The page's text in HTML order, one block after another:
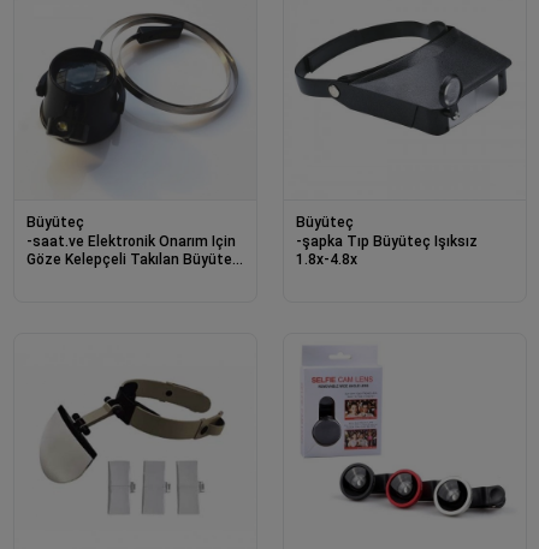
Büyüteç
-saat.ve Elektronik Onarım Için
Göze Kelepçeli Takılan Büyüteç
Büyüteç
-şapka Tıp Büyüteç Işıksız
1.8x-4.8x